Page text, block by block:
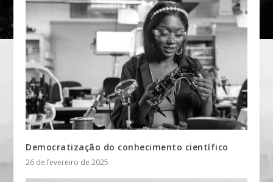
Democratização do conhecimento científico
26 de fevereiro de 2025